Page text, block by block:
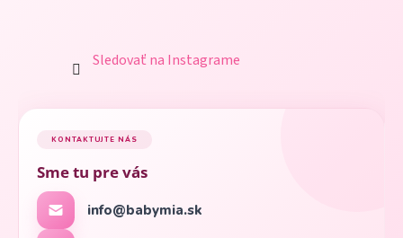
Sledovať na Instagrame
KONTAKTUJTE NÁS
Sme tu pre vás
info@babymia.sk